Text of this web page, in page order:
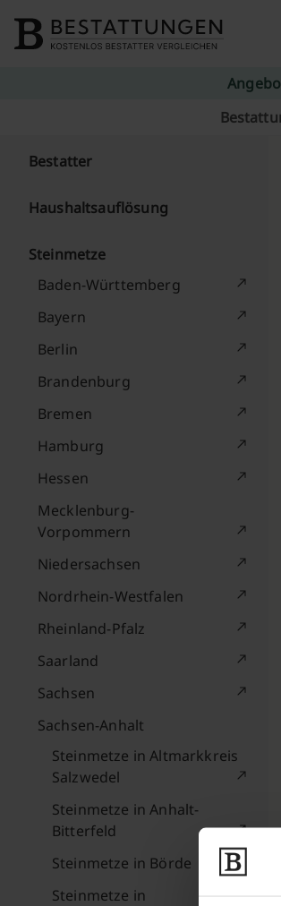
Bestatter
Haushaltsauflösung
Steinmetze
Baden-Württemberg
Bayern
Berlin
Brandenburg
Bremen
Hamburg
Hessen
Mecklenburg-
Vorpommern
Niedersachsen
Nordrhein-Westfalen
Rheinland-Pfalz
Saarland
Sachsen
Sachsen-Anhalt
Steinmetze in Altmarkkreis
Salzwedel
Steinmetze in Anhalt-
Bitterfeld
Steinmetze in Börde
Steinmetze in